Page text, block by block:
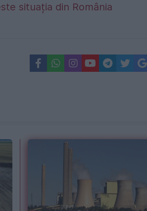
situația din România